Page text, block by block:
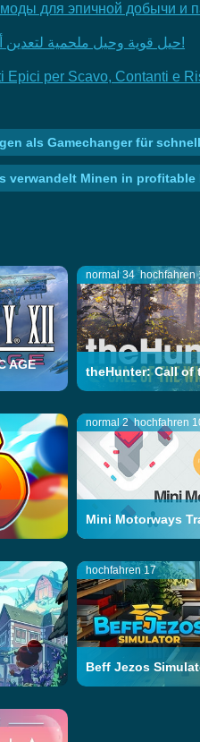
для эпичной добычи и
Mining Mechs: حيل قوية وحيل ملحمية لتعدين أسرع وربح أكثر!
Epici per Scavo, Contanti e
als Gamechanger für
verwandelt Minen in
AGE
normal 34 hochfahren
theHunter: Call of
normal 2 hochfahren
Mini Motorways
hochfahren 17
Beff Jezos